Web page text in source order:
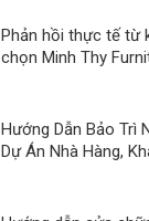
Phản hồi thực tế từ
chọn Minh Thy
Hướng Dẫn Bảo Trì
Dự Án Nhà Hàng,